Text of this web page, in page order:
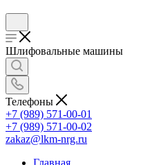
Шлифовальные машины
Телефоны
+7 (989) 571-00-01
+7 (989) 571-00-02
zakaz@lkm-nrg.ru
Главная